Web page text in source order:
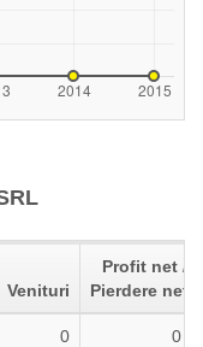
Venituri
Profit net /
Pierdere neta
0 0